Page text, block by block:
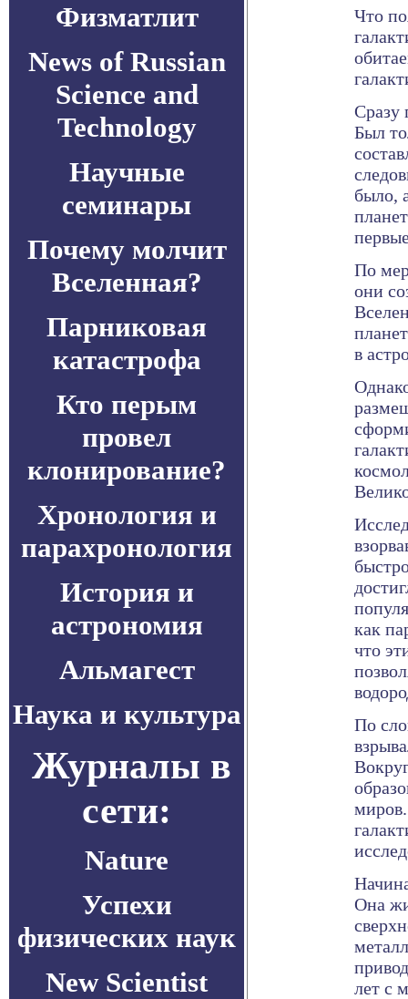
Физматлит
News of Russian
Science and
Technology
Научные
семинары
Почему молчит
Вселенная?
Парниковая
катастрофа
Кто перым
провел
клонирование?
Хронология и
парахронология
История и
астрономия
Альмагест
Наука и культура
Журналы в
сети:
Nature
Успехи
физических наук
New Scientist
Что
Сразу
Был
было,
По
они
в
как
что
По
Она
лет с